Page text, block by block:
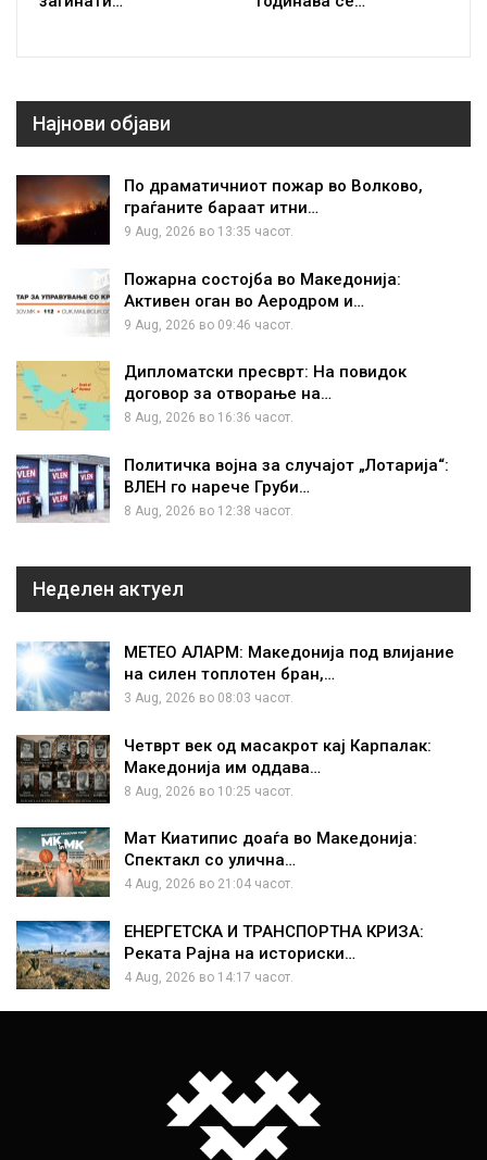
Најнови објави
По драматичниот пожар во Волково,
граѓаните бараат итни…
9 Aug, 2026 во 13:35 часот.
Пожарна состојба во Македонија:
Активен оган во Аеродром и…
9 Aug, 2026 во 09:46 часот.
Дипломатски пресврт: На повидок
договор за отворање на…
8 Aug, 2026 во 16:36 часот.
Политичка војна за случајот „Лотарија“:
ВЛЕН го нарече Груби…
8 Aug, 2026 во 12:38 часот.
Неделен актуел
МЕТЕО АЛАРМ: Македонија под влијание
на силен топлотен бран,…
3 Aug, 2026 во 08:03 часот.
Четврт век од масакрот кај Карпалак:
Македонија им оддава…
8 Aug, 2026 во 10:25 часот.
Мат Киатипис доаѓа во Македонија:
Спектакл со улична…
4 Aug, 2026 во 21:04 часот.
ЕНЕРГЕТСКА И ТРАНСПОРТНА КРИЗА:
Реката Рајна на историски…
4 Aug, 2026 во 14:17 часот.